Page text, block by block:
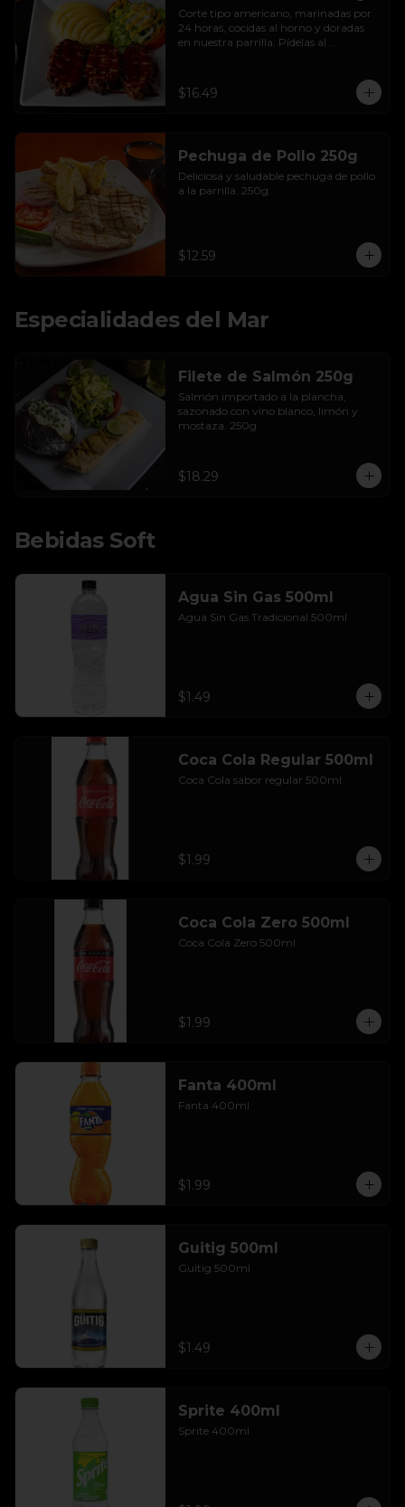
Corte tipo americano, marinadas por
24 horas, cocidas al horno y doradas
en nuestra parrilla. Pídelas al
$16.49
Pechuga de Pollo 250g
Deliciosa y saludable pechuga de pollo
a la parrilla. 250g.
$12.59
Especialidades del Mar
Filete de Salmón 250g
Salmón importado a la plancha,
sazonado con vino blanco, limón y
mostaza. 250g
$18.29
Bebidas Soft
Agua Sin Gas 500ml
Agua Sin Gas Tradicional 500ml
$1.49
Coca Cola Regular 500ml
Coca Cola sabor regular 500ml
$1.99
Coca Cola Zero 500ml
Coca Cola Zero 500ml
$1.99
Fanta 400ml
Fanta 400ml
$1.99
Guitig 500ml
Guitig 500ml
$1.49
Sprite 400ml
Sprite 400ml